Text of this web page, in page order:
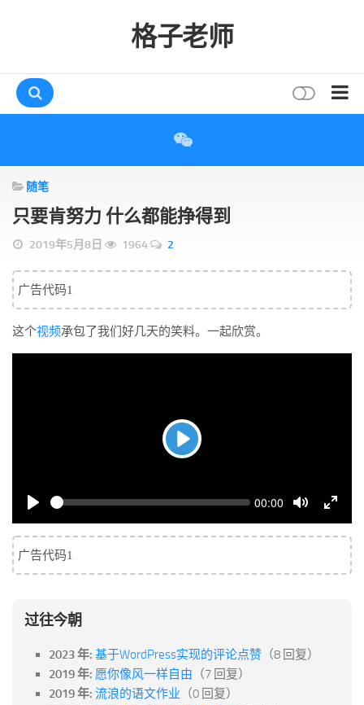
格子老师
互动
评论
打赏
读者
存档
博客树
精品域名
友情链接
随笔
只要肯努力 什么都能挣得到
2019年5月8日 1964 2
广告代码1
这个视频承包了我们好几天的笑料。一起欣赏。
Play
Seek Current
time
00:00
Mute
广告代码1
过往今朝
2023 年: 基于WordPress实现的评论点赞 （8 回复）
2019 年: 愿你像风一样自由 （7 回复）
2019 年: 流浪的语文作业 （0 回复）